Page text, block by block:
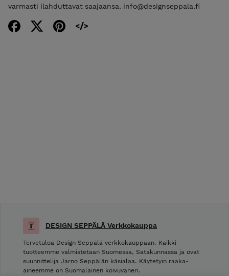
varmasti ilahduttavat saajaansa. info@designseppala.fi
DESIGN SEPPÄLÄ Verkkokauppa
Tervetuloa Design Seppälä verkkokauppaan. Kaikki
tuotteemme valmistetaan Suomessa, Satakunnassa ja ovat
suunnittelija Jarno Seppälän käsialaa. Käytetyin raaka-
aineemme on Suomalainen koivuvaneri.